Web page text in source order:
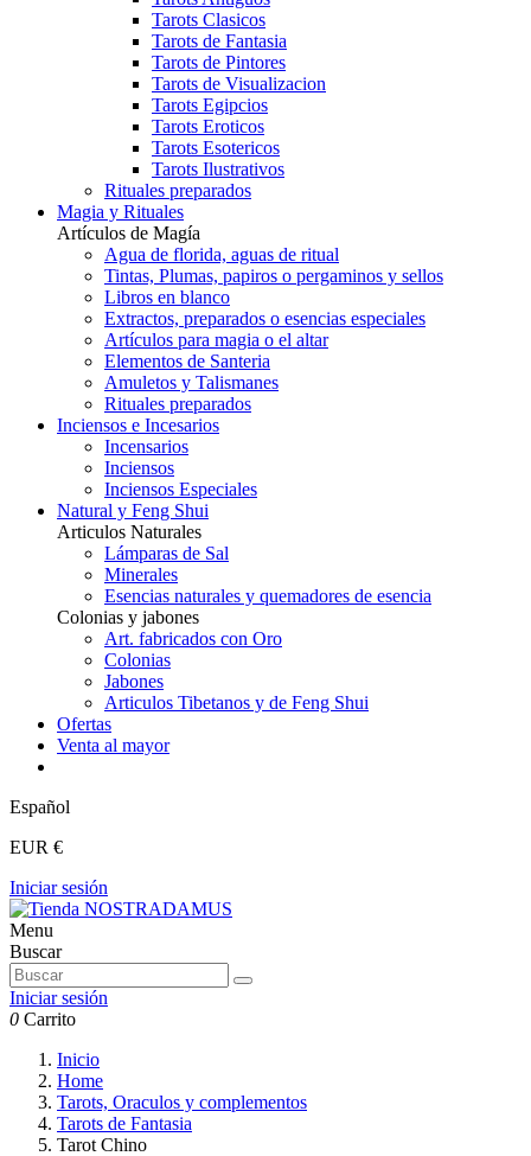
Tarots Clasicos
Tarots de Fantasia
Tarots de Pintores
Tarots de Visualizacion
Tarots Egipcios
Tarots Eroticos
Tarots Esotericos
Tarots Ilustrativos
Rituales preparados
Magia y Rituales
Artículos de Magía
Agua de florida, aguas de ritual
Tintas, Plumas, papiros o pergaminos y sellos
Libros en blanco
Extractos, preparados o esencias especiales
Artículos para magia o el altar
Elementos de Santeria
Amuletos y Talismanes
Rituales preparados
Inciensos e Incesarios
Incensarios
Inciensos
Inciensos Especiales
Natural y Feng Shui
Articulos Naturales
Lámparas de Sal
Minerales
Esencias naturales y quemadores de esencia
Colonias y jabones
Art. fabricados con Oro
Colonias
Jabones
Articulos Tibetanos y de Feng Shui
Ofertas
Venta al mayor
Español
EUR €
Iniciar sesión
Menu
Buscar
Iniciar sesión
0 Carrito
Inicio
Home
Tarots, Oraculos y complementos
Tarots de Fantasia
Tarot Chino